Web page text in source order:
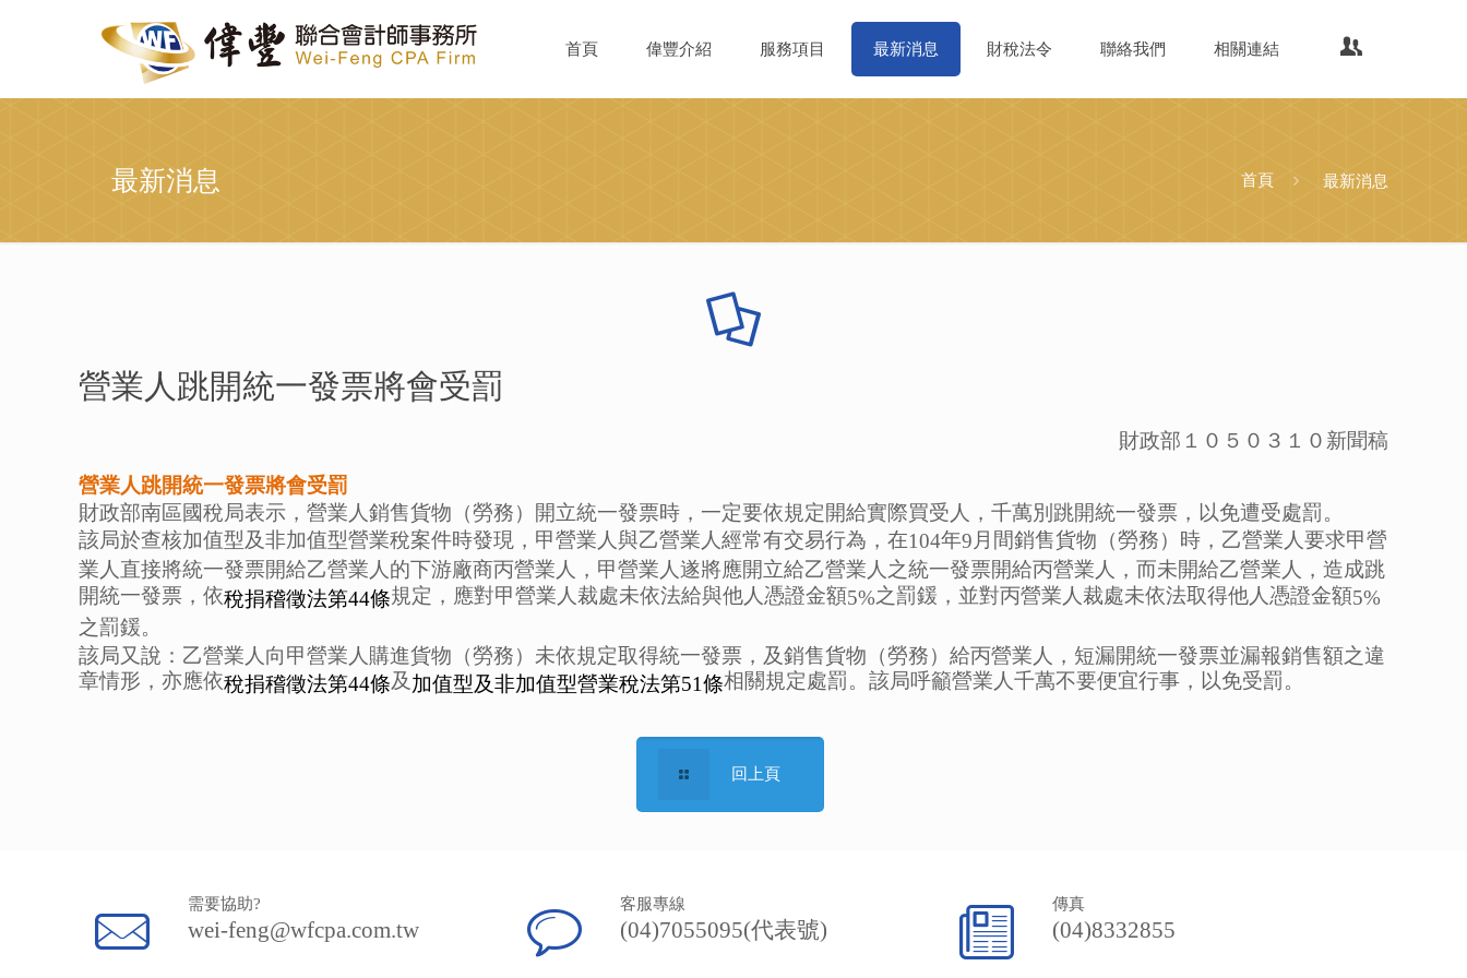
首頁 偉豐介紹 服務項目 最新消息 財稅法令 聯絡我們 相關連結
最新消息 首頁 最新消息
營業人跳開統一發票將會受罰
財政部１０５０３１０新聞稿
營業人跳開統一發票將會受罰
財政部南區國稅局表示，營業人銷售貨物（勞務）開立統一發票時，一定要依規定開給實際買受人，千萬別跳開統一發票，以免遭受處罰。
該局於查核加值型及非加值型營業稅案件時發現，甲營業人與乙營業人經常有交易行為，在104年9 月間銷售貨物（勞務）時，乙營業人要求甲營
業人直接將統一發票開給乙營業人的下游廠商丙營業人，甲營業人遂將應開立給乙營業人之統一發票開給丙營業人，而未開給乙營業人，造成跳
開統一發票，依稅捐稽徵法第44條規定，應對甲營業人裁處未依法給與他人憑證金額5%之罰鍰，並對丙營業人裁處未依法取得他人憑證金額5%
之罰鍰。
該局又說：乙營業人向甲營業人購進貨物（勞務）未依規定取得統一發票，及銷售貨物（勞務）給丙營業人，短漏開統一發票並漏報銷售額之違
章情形，亦應依稅捐稽徵法第44條及加值型及非加值型營業稅法第51條相關規定處罰。該局呼籲營業人千萬不要便宜行事，以免受罰。
回上頁
需要協助?
wei-feng@wfcpa.com.tw
客服專線
(04)7055095(代表號)
傳真
(04)8332855